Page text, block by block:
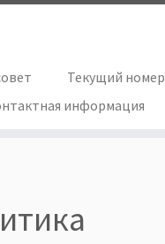
Текущий номер
информация